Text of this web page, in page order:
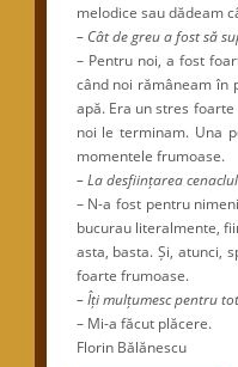
melodice sau dădeam
– Cât de greu a fost să
– Pentru noi, a fost
când noi rămâneam în
apă. Era un stres
noi le terminam. Una
momentele frumoase.
– La desființarea
– N-a fost pentru
bucurau literalmente,
asta, basta. Și, atunci,
foarte frumoase.
– Îți mulțumesc pentru
– Mi-a făcut plăcere.
Florin Bălănescu